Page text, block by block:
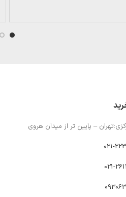
– پایین تر از میدان هروی
021-